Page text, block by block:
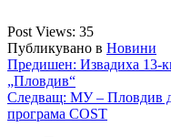
Post Views: 35
Публикувано в Новини
Навигация
Предишен: Извадиха 13-
„Пловдив“
Следващ: МУ – Пловдив
програма COST